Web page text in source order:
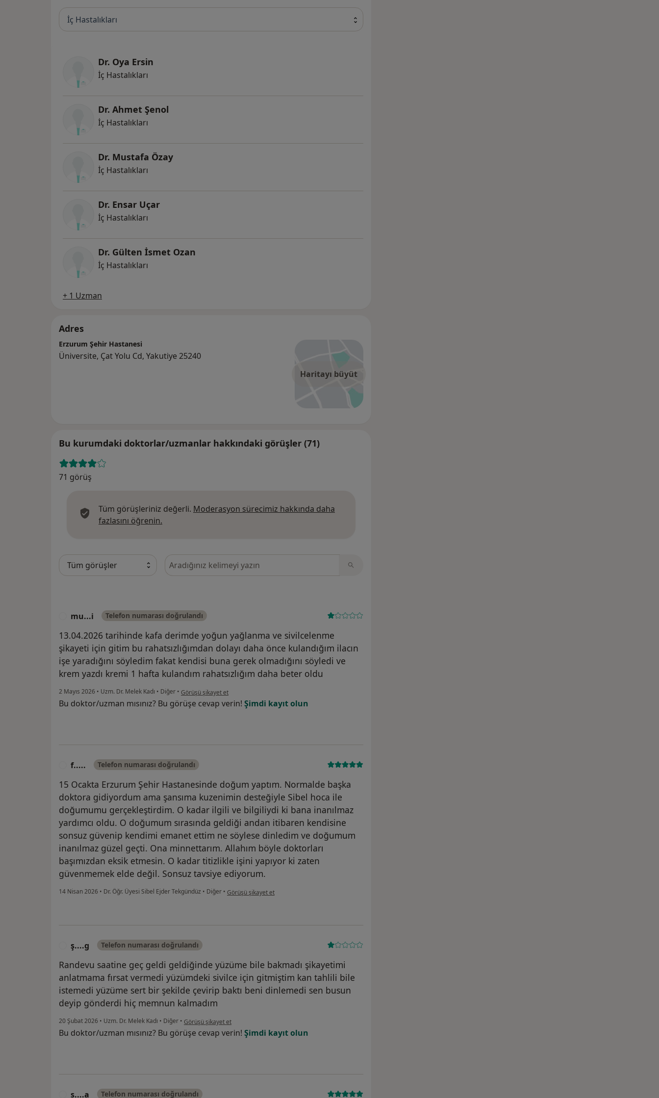
İç Hastalıkları
Dr. Oya Ersin
İç Hastalıkları
Dr. Ahmet Şenol
İç Hastalıkları
Dr. Mustafa Özay
İç Hastalıkları
Dr. Ensar Uçar
İç Hastalıkları
Dr. Gülten İsmet Ozan
İç Hastalıkları
+ 1 Uzman
Adres
Haritayı büyüt
Erzurum Şehir Hastanesi
Üniversite, Çat Yolu Cd, Yakutiye 25240
Bu kurumdaki doktorlar/uzmanlar hakkındaki görüşler (71)
71 görüş
Tüm görüşleriniz değerli. Moderasyon sürecimiz hakkında daha
fazlasını öğrenin.
Görüşler içerisinde ara
mu...i Telefon numarası doğrulandı
13.04.2026 tarihinde kafa derimde yoğun yağlanma ve sivilcelenme
şikayeti için gitim bu rahatsızlığımdan dolayı daha önce kulandığım ilacın
işe yaradığını söyledim fakat kendisi buna gerek olmadığını söyledi ve
krem yazdı kremi 1 hafta kulandım rahatsızlığım daha beter oldu
2 Mayıs 2026 • Uzm. Dr. Melek Kadı • Diğer • kullanıcının görüşüne göre mu...i
Görüşü şikayet et
Bu doktor/uzman mısınız? Bu görüşe cevap verin! Şimdi kayıt olun
f..... Telefon numarası doğrulandı
15 Ocakta Erzurum Şehir Hastanesinde doğum yaptım. Normalde başka
doktora gidiyordum ama şansıma kuzenimin desteğiyle Sibel hoca ile
doğumumu gerçekleştirdim. O kadar ilgili ve bilgiliydi ki bana inanılmaz
yardımcı oldu. O doğumum sırasında geldiği andan itibaren kendisine
sonsuz güvenip kendimi emanet ettim ne söylese dinledim ve doğumum
inanılmaz güzel geçti. Ona minnettarım. Allahım böyle doktorları
başımızdan eksik etmesin. O kadar titizlikle işini yapıyor ki zaten
güvenmemek elde değil. Sonsuz tavsiye ediyorum.
14 Nisan 2026 • Dr. Öğr. Üyesi Sibel Ejder Tekgündüz • Diğer • kullanıcının görüşüne göre f.....
Görüşü şikayet et
ş....g Telefon numarası doğrulandı
Randevu saatine geç geldi geldiğinde yüzüme bile bakmadı şikayetimi
anlatmama fırsat vermedi yüzümdeki sivilce için gitmiştim kan tahlili bile
istemedi yüzüme sert bir şekilde çevirip baktı beni dinlemedi sen busun
deyip gönderdi hiç memnun kalmadım
20 Şubat 2026 • Uzm. Dr. Melek Kadı • Diğer • kullanıcının görüşüne göre ş....g
Görüşü şikayet et
Bu doktor/uzman mısınız? Bu görüşe cevap verin! Şimdi kayıt olun
s....a Telefon numarası doğrulandı